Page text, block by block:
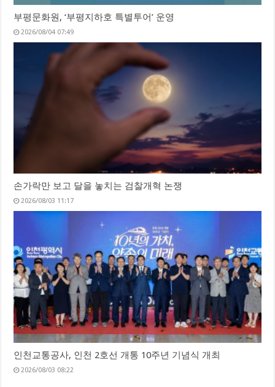
부평문화원, ‘부평지하호 특별투어’ 운영
2026/08/04 07:49
손가락만 보고 달을 놓치는 검찰개혁 논쟁
2026/08/03 11:17
인천교통공사, 인천 2호선 개통 10주년 기념식 개최
2026/08/03 08:22